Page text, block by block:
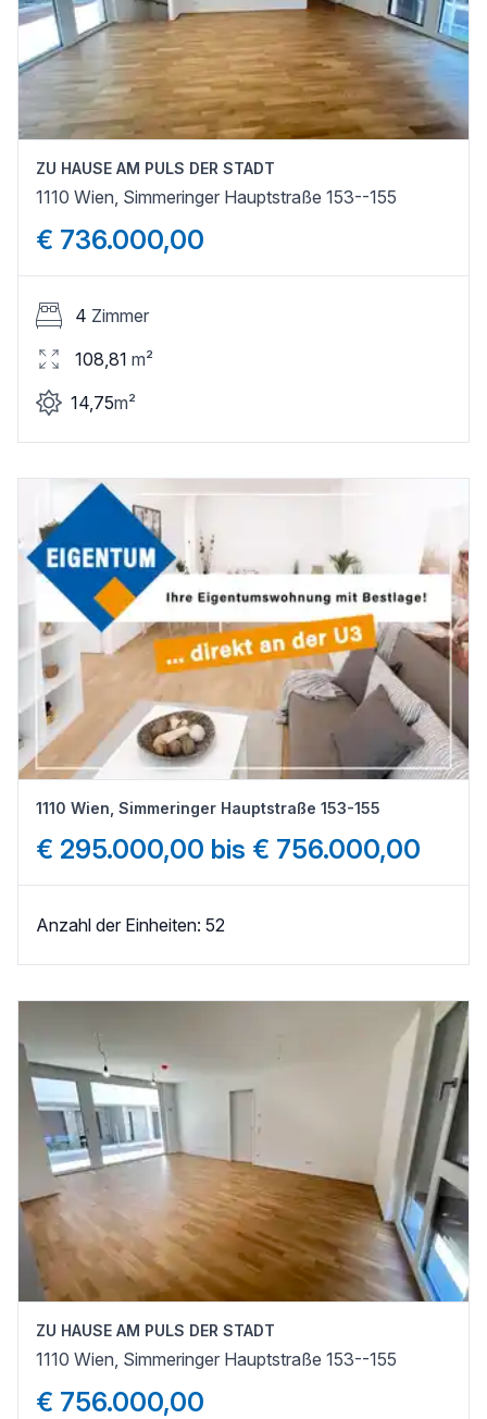
ZU HAUSE AM PULS DER STADT
1110 Wien, Simmeringer Hauptstraße 153--155
€ 736.000,00
4 Zimmer
108,81 m²
14,75m²
1110 Wien, Simmeringer Hauptstraße 153-155
€ 295.000,00 bis € 756.000,00
Anzahl der Einheiten: 52
ZU HAUSE AM PULS DER STADT
1110 Wien, Simmeringer Hauptstraße 153--155
€ 756.000,00